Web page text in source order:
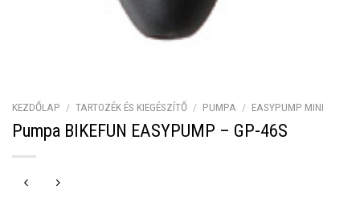
KEZDŐLAP / TARTOZÉK ÉS KIEGÉSZÍTŐ / PUMPA / EASYPUMP MINI
Pumpa BIKEFUN EASYPUMP – GP-46S